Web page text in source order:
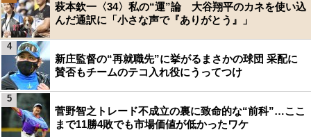
萩本欽一〈34〉私の“運”論 大谷翔平のカネを使い込
んだ通訳に「小さな声で『ありがとう』」
新庄監督の“再就職先”に挙がるまさかの球団 采配に
賛否もチームのテコ入れ役にうってつけ
4
菅野智之トレード不成立の裏に致命的な“前科”…ここ
まで11勝4敗でも市場価値が低かったワケ
5